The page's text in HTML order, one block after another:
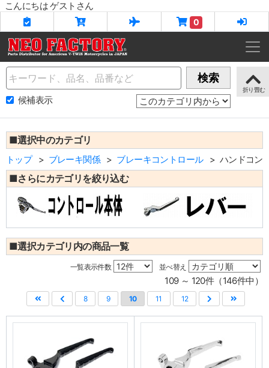
こんにちは ゲストさん
0
Name 検索
候補表示
■選択中のカテゴリ
トップ ブレーキ関係 ブレーキコントロール ハンドコン
■さらにカテゴリを絞り込む
■選択カテゴリ内の商品一覧
一覧表示件数 並べ替え
109 ～ 120件（146件中）
8 9 10 11 12